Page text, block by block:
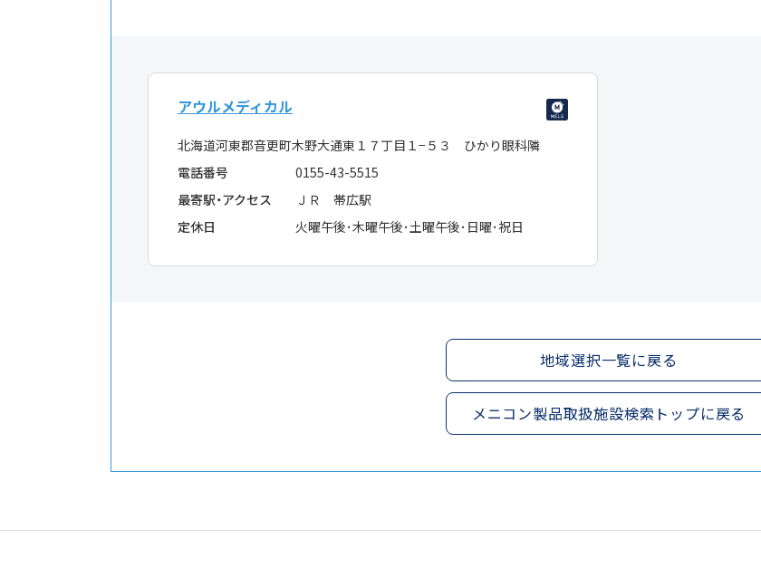
アウルメディカル
北海道河東郡音更町木野大通東１７丁目１−５３ ひかり眼科隣
電話番号
0155-43-5515
最寄駅・アクセス
ＪＲ 帯広駅
定休日
火曜午後･木曜午後･土曜午後･日曜･祝日
地域選択一覧に戻る
メニコン製品取扱施設検索トップに戻る